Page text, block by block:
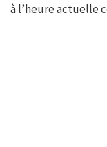
à l’heure actuelle